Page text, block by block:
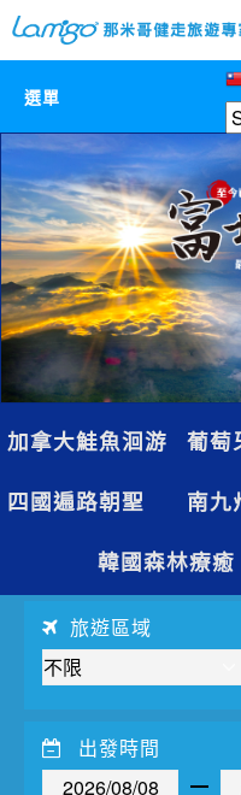
選單
那米哥莊園
中國
日本
亞洲韓國
歐美紐澳
台灣
自由行
加拿大鮭魚洄游 葡萄
四國遍路朝聖
南九
韓國森林療癒
旅遊區域
出發時間